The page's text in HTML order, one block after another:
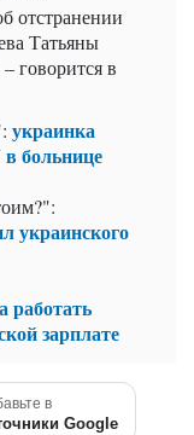
отстранении
Татьяны
говорится в
украинка
больнице
украинского
работать
зарплате
в
Google